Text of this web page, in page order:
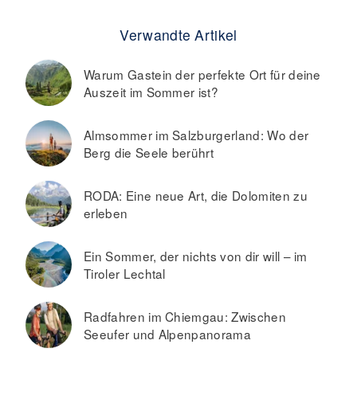
Verwandte Artikel
Warum Gastein der perfekte Ort für deine
Auszeit im Sommer ist?
Almsommer im Salzburgerland: Wo der
Berg die Seele berührt
RODA: Eine neue Art, die Dolomiten zu
erleben
Ein Sommer, der nichts von dir will – im
Tiroler Lechtal
Radfahren im Chiemgau: Zwischen
Seeufer und Alpenpanorama